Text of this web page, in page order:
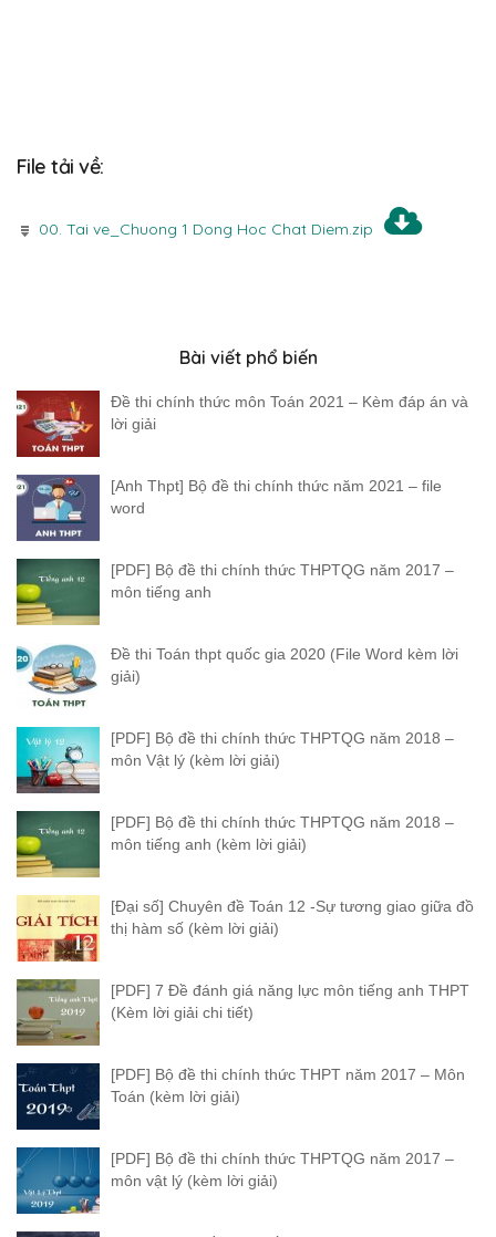
File tải về:
00. Tai ve_Chuong 1 Dong Hoc Chat Diem.zip
Bài viết phổ biến
Đề thi chính thức môn Toán 2021 – Kèm đáp án và
lời giải
[Anh Thpt] Bộ đề thi chính thức năm 2021 – file
word
[PDF] Bộ đề thi chính thức THPTQG năm 2017 –
môn tiếng anh
Đề thi Toán thpt quốc gia 2020 (File Word kèm lời
giải)
[PDF] Bộ đề thi chính thức THPTQG năm 2018 –
môn Vật lý (kèm lời giải)
[PDF] Bộ đề thi chính thức THPTQG năm 2018 –
môn tiếng anh (kèm lời giải)
[Đại số] Chuyên đề Toán 12 -Sự tương giao giữa đồ
thị hàm số (kèm lời giải)
[PDF] 7 Đề đánh giá năng lực môn tiếng anh THPT
(Kèm lời giải chi tiết)
[PDF] Bộ đề thi chính thức THPT năm 2017 – Môn
Toán (kèm lời giải)
[PDF] Bộ đề thi chính thức THPTQG năm 2017 –
môn vật lý (kèm lời giải)